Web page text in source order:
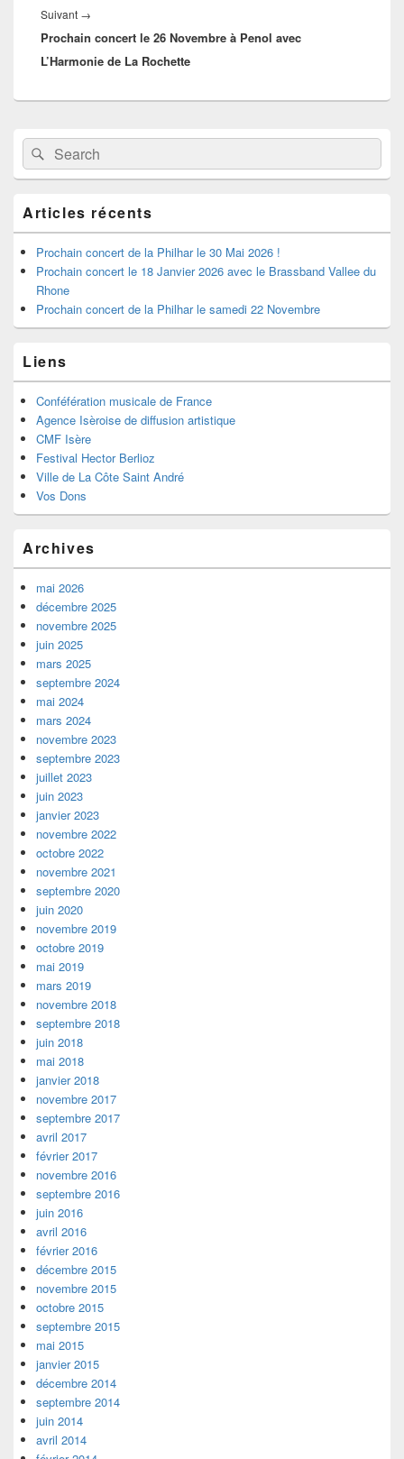
Suivant →
suivant :
Prochain concert le 26 Novembre à Penol avec
L’Harmonie de La Rochette
Zone
principale
de
widget
barre
latérale
Recherche :Rechercher
Articles récents
Prochain concert de la Philhar le 30 Mai 2026 !
Prochain concert le 18 Janvier 2026 avec le Brassband Vallee du
Rhone
Prochain concert de la Philhar le samedi 22 Novembre
Liens
Conféfération musicale de France
Agence Isèroise de diffusion artistique
CMF Isère
Festival Hector Berlioz
Ville de La Côte Saint André
Vos Dons
Archives
mai 2026
décembre 2025
novembre 2025
juin 2025
mars 2025
septembre 2024
mai 2024
mars 2024
novembre 2023
septembre 2023
juillet 2023
juin 2023
janvier 2023
novembre 2022
octobre 2022
novembre 2021
septembre 2020
juin 2020
novembre 2019
octobre 2019
mai 2019
mars 2019
novembre 2018
septembre 2018
juin 2018
mai 2018
janvier 2018
novembre 2017
septembre 2017
avril 2017
février 2017
novembre 2016
septembre 2016
juin 2016
avril 2016
février 2016
décembre 2015
novembre 2015
octobre 2015
septembre 2015
mai 2015
janvier 2015
décembre 2014
septembre 2014
juin 2014
avril 2014